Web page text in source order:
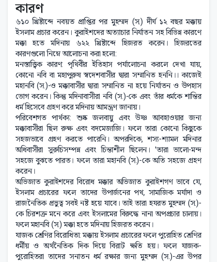
কারণ
৬১০ খ্রিষ্টাব্দে নবয়ত প্রাপ্তির পর মুহম্মদ (স.) দীর্ঘ ১২ বছর মক্কায়
ইসলাম প্রচার করেন। কুরাইশদের অত্যাচার নির্যাতন সহ বিভিন্ন কারণে
মক্কা হতে মদিনায় ৬২২ খ্রিষ্টাব্দে হিজরত করেন। হিজরতের
কারণগুলো নিম্নে আলোচনা করা হলো:
মনস্তাত্ত্বিক কারণ: পৃথিবীর ইতিহাস পর্যালোচনা করলে দেখা যায়,
কোনো নবি বা মহাপুরুষ স্বদেশবাসীর দ্বারা সম্মানিত হননি।। কাজেই
মহানবি (স.)-ও মক্কাবাসীর দ্বারা সম্মানিত না হয়ে নির্যাতন ও উপহাস
ভোগ করেন। কিন্তু মদিনাবাসীরা নবি (স.)-কে এবং তাঁর ধর্মকে শান্তির
ধর্ম হিসেবে গ্রহণ করে মদিনায় আমন্ত্রণ জানায়।
পরিবেশগত পার্থক্য: শুষ্ক জলবায়ু এবং উষ্ণ আবহাওয়ার জন্য
মক্কাবাসীরা ছিল রুক্ষ এবং বদমেজাজি। ফলে তারা কোনো কিছুকে
সহজভাবে গ্রহণ করতে পারেনি। অপরদিকে, শস্য-শ্যামল মদিনার
অধিবাসীরা সুরুচিসম্পন্ন এবং চিন্তাশীল ছিলেন। 'তারা ভালো-মন্দ
সহজে বুঝতে পারত। ফলে তারা মহানবি (স.)-কে অতি সহজে গ্রহণ
করেন।
অভিজাত কুরাইশদের বিরোধ মক্কার অভিজাত কুরাইশগণ ভাবে যে,
ইসলাম প্রচারের ফলে তাদের উপার্জনের পথ, সামাজিক মর্যাদা ও
রাজনৈতিক প্রভুত্ব সবই নষ্ট হয়ে যাবে। তাই তারা হযরত মুহম্মদ (স.)-
কে চিরশত্রু মনে করে এবং ইসলামের বিরুদ্ধে নানা অপপ্রচার চালায়।
ফলে মহানবি (স.) মক্কা হতে মদিনায় হিজরত করেন।
যাজক শ্রেণির বিরোধিতা: মক্কায় ইসলাম প্রচারের ফলে পুরোহিত শ্রেণির
ধর্মীয় ও অর্থনৈতিক দিক দিয়ে বিরাট ক্ষতি হয়। ফলে যাজক-
পুরোহিতরা তাদের সনাতন ধর্ম রক্ষার জন্য মুহম্মদ (স.)-এর উপর